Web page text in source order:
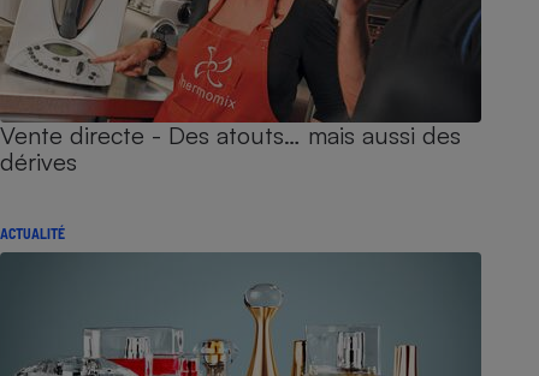
Vente directe - Des atouts… mais aussi des
dérives
ACTUALITÉ